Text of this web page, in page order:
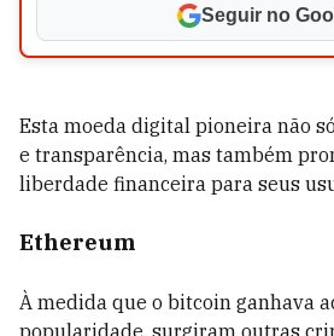
Seguir no
Esta moeda digital pioneira não
e transparência, mas também
liberdade financeira para seus
Ethereum
À medida que o bitcoin ganhava
popularidade, surgiram outras